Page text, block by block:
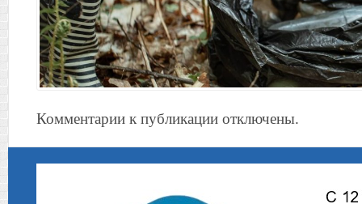
Комментарии к публикации отключены.